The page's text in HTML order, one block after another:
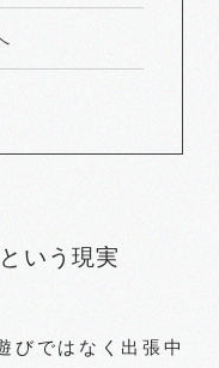
いう現実
びではなく出張中